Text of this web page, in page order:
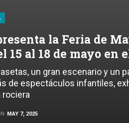
la Feria de
15 al 18 de mayo en
un gran escenario y un
de espectáculos infantiles,
rociera
MAY 7, 2025